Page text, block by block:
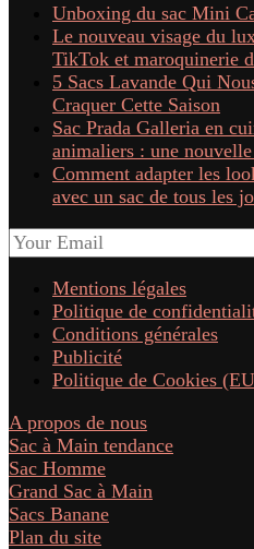
Unboxing du sac Mini
Le nouveau visage du
TikTok et maroquinerie
5 Sacs Lavande Qui
Craquer Cette Saison
Sac Prada Galleria en
animaliers : une
Comment adapter les
avec un sac de tous les
Mentions légales
Politique de
Conditions générales
Publicité
Politique de Cookies
A propos de nous
Sac à Main tendance
Sac Homme
Grand Sac à Main
Sacs Banane
Plan du site